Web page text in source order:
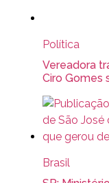
Política
Vereadora
Ciro Gomes
Brasil